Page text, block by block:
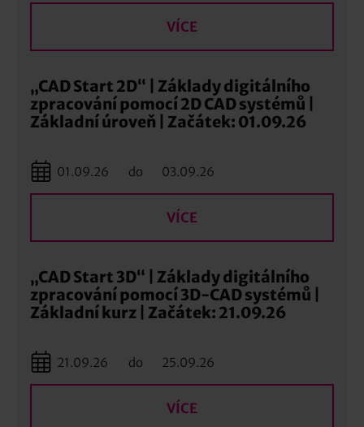
VÍCE
„CAD Start 2D“ | Základy digitálního
zpracování pomocí 2D CAD systémů |
Základní úroveň | Začátek: 01.09.26
01.09.26 do 03.09.26
VÍCE
„CAD Start 3D“ | Základy digitálního
zpracování pomocí 3D-CAD systémů |
Základní kurz | Začátek: 21.09.26
21.09.26 do 25.09.26
VÍCE